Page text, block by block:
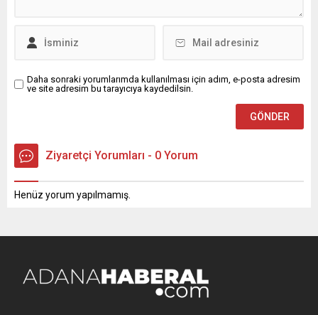
Daha sonraki yorumlarımda kullanılması için adım, e-posta adresim
ve site adresim bu tarayıcıya kaydedilsin.
Ziyaretçi Yorumları - 0 Yorum
Henüz yorum yapılmamış.